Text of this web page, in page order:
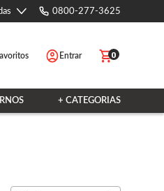
0800-277-3625
Entrar 0
+ CATEGORIAS